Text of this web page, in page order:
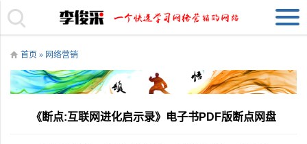
首页 » 网络营销
《断点:互联网进化启示录》电子书PDF版断点网盘